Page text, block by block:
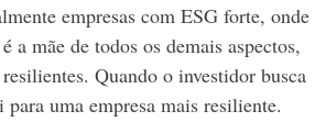
empresas com ESG forte, onde
a mãe de todos os demais aspectos,
Quando o investidor busca
uma empresa mais resiliente.